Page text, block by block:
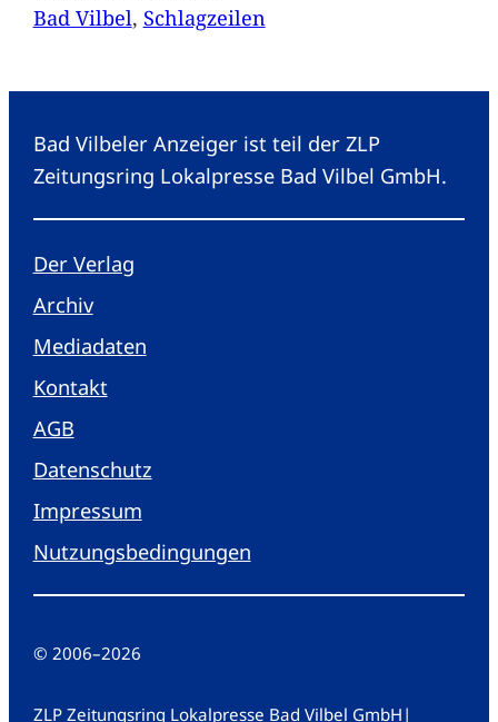
Bad Vilbel, Schlagzeilen
Bad Vilbeler Anzeiger ist teil der ZLP
Zeitungsring Lokalpresse Bad Vilbel GmbH.
Der Verlag
Archiv
Mediadaten
Kontakt
AGB
Datenschutz
Impressum
Nutzungsbedingungen
© 2006–2026
ZLP Zeitungsring Lokalpresse Bad Vilbel GmbH |